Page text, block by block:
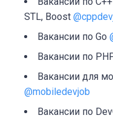
STL, Boost
Вакансии по Go
Вакансии по
Вакансии для
@mobiledevjob
Вакансии по